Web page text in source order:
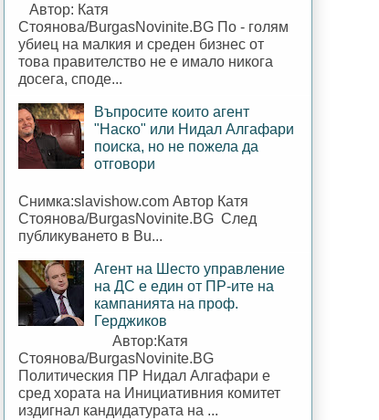
Автор: Катя
Стоянова/BurgasNovinite.BG По - голям
убиец на малкия и среден бизнес от
това правителство не е имало никога
досега, споде...
Въпросите които агент
"Наско" или Нидал Алгафари
поиска, но не пожела да
отговори
Снимка:slavishow.com Автор Катя
Стоянова/BurgasNovinite.BG След
публикуването в Bu...
Агент на Шесто управление
на ДС е един от ПР-ите на
кампанията на проф.
Герджиков
Автор:Катя
Стоянова/BurgasNovinite.BG
Политическия ПР Нидал Алгафари е
сред хората на Инициативния комитет
издигнал кандидатурата на ...